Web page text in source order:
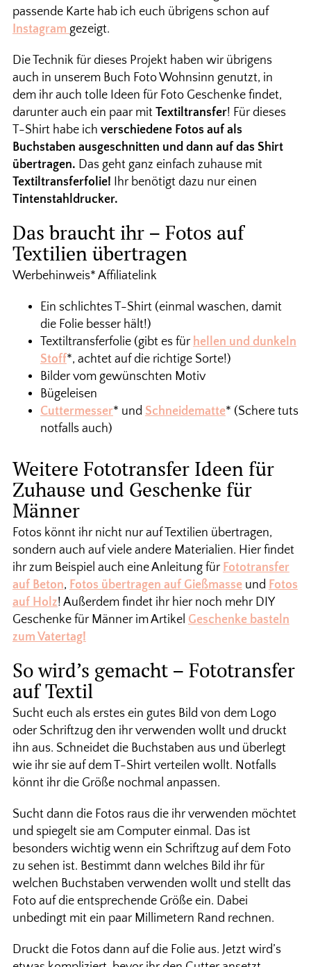
passende Karte hab ich euch übrigens schon auf
Instagram gezeigt.
Die Technik für dieses Projekt haben wir übrigens
auch in unserem Buch Foto Wohnsinn genutzt, in
dem ihr auch tolle Ideen für Foto Geschenke findet,
darunter auch ein paar mit Textiltransfer! Für dieses
T-Shirt habe ich verschiedene Fotos auf als
Buchstaben ausgeschnitten und dann auf das Shirt
übertragen. Das geht ganz einfach zuhause mit
Textiltransferfolie! Ihr benötigt dazu nur einen
Tintenstahldrucker.
Das braucht ihr – Fotos auf
Textilien übertragen
Werbehinweis* Affiliatelink
Ein schlichtes T-Shirt (einmal waschen, damit
die Folie besser hält!)
Textiltransferfolie (gibt es für hellen und dunkeln
Stoff*, achtet auf die richtige Sorte!)
Bilder vom gewünschten Motiv
Bügeleisen
Cuttermesser* und Schneidematte* (Schere tuts
notfalls auch)
Weitere Fototransfer Ideen für
Zuhause und Geschenke für
Männer
Fotos könnt ihr nicht nur auf Textilien übertragen,
sondern auch auf viele andere Materialien. Hier findet
ihr zum Beispiel auch eine Anleitung für Fototransfer
auf Beton, Fotos übertragen auf Gießmasseund Fotos
auf Holz! Außerdem findet ihr hier noch mehr DIY
Geschenke für Männer im Artikel Geschenke basteln
zum Vatertag!
So wird’s gemacht – Fototransfer
auf Textil
Sucht euch als erstes ein gutes Bild von dem Logo
oder Schriftzug den ihr verwenden wollt und druckt
ihn aus. Schneidet die Buchstaben aus und überlegt
wie ihr sie auf dem T-Shirt verteilen wollt. Notfalls
könnt ihr die Größe nochmal anpassen.
Sucht dann die Fotos raus die ihr verwenden möchtet
und spiegelt sie am Computer einmal. Das ist
besonders wichtig wenn ein Schriftzug auf dem Foto
zu sehen ist. Bestimmt dann welches Bild ihr für
welchen Buchstaben verwenden wollt und stellt das
Foto auf die entsprechende Größe ein. Dabei
unbedingt mit ein paar Millimetern Rand rechnen.
Druckt die Fotos dann auf die Folie aus. Jetzt wird’s